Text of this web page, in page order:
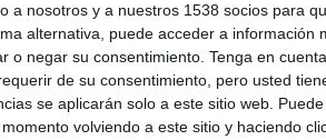
a nosotros y a nuestros 1538 socios para
alternativa, puede acceder a información
o negar su consentimiento. Tenga en
de su consentimiento, pero usted
se aplicarán solo a este sitio web.
volviendo a este sitio y haciendo